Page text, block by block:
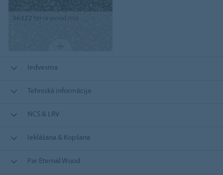
36322 terra wood mix
Iedvesma
Tehniskā informācija
NCS & LRV
Ieklāšana & Kopšana
Par Eternal Wood